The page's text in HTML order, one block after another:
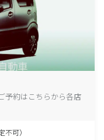
予約はこちらから各店
不可）